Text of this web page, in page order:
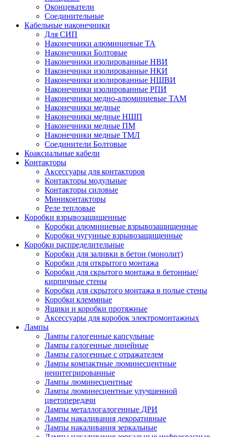
Оконцеватели
Соединительные
Кабельные наконечники
Для СИП
Наконечники алюминиевые ТА
Наконечники Болтовые
Наконечники изолированные НВИ
Наконечники изолированные НКИ
Наконечники изолированные НШВИ
Наконечники изолированные РПИ
Наконечники медно-алюминиевые ТАМ
Наконечники медные
Наконечники медные НШП
Наконечники медные ПМ
Наконечники медные ТМЛ
Соединители Болтовые
Коаксиальные кабели
Контакторы
Аксессуары для контакторов
Контакторы модульные
Контакторы силовые
Миниконтакторы
Реле тепловые
Коробки взрывозащищенные
Коробки алюминиевые взрывозащищенные
Коробки чугунные взрывозащищенные
Коробки распределительные
Коробки для заливки в бетон (монолит)
Коробки для открытого монтажа
Коробки для скрытого монтажа в бетонные/
кирпичные стены
Коробки для скрытого монтажа в полые стены
Коробки клеммные
Ящики и коробки протяжные
Аксессуары для коробок электромонтажных
Лампы
Лампы галогенные капсульные
Лампы галогенные линейные
Лампы галогенные с отражателем
Лампы компактные люминесцентные
неинтегрированные
Лампы люминесцентные
Лампы люминесцентные улучшенной
цветопередачи
Лампы металлогалогенные ДРИ
Лампы накаливания декоративные
Лампы накаливания зеркальные